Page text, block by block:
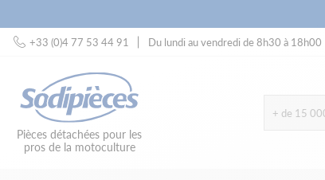
+33 (0)4 77 53 44 91
Du lundi au vendredi de 8h30 à 18h00
Pièces détachées pour les
pros de la motoculture
+ de 15